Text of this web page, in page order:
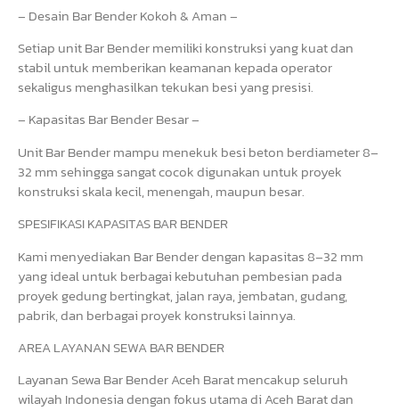
– Desain Bar Bender Kokoh & Aman –
Setiap unit Bar Bender memiliki konstruksi yang kuat dan
stabil untuk memberikan keamanan kepada operator
sekaligus menghasilkan tekukan besi yang presisi.
– Kapasitas Bar Bender Besar –
Unit Bar Bender mampu menekuk besi beton berdiameter 8–
32 mm sehingga sangat cocok digunakan untuk proyek
konstruksi skala kecil, menengah, maupun besar.
SPESIFIKASI KAPASITAS BAR BENDER
Kami menyediakan Bar Bender dengan kapasitas 8–32 mm
yang ideal untuk berbagai kebutuhan pembesian pada
proyek gedung bertingkat, jalan raya, jembatan, gudang,
pabrik, dan berbagai proyek konstruksi lainnya.
AREA LAYANAN SEWA BAR BENDER
Layanan Sewa Bar Bender Aceh Barat mencakup seluruh
wilayah Indonesia dengan fokus utama di Aceh Barat dan